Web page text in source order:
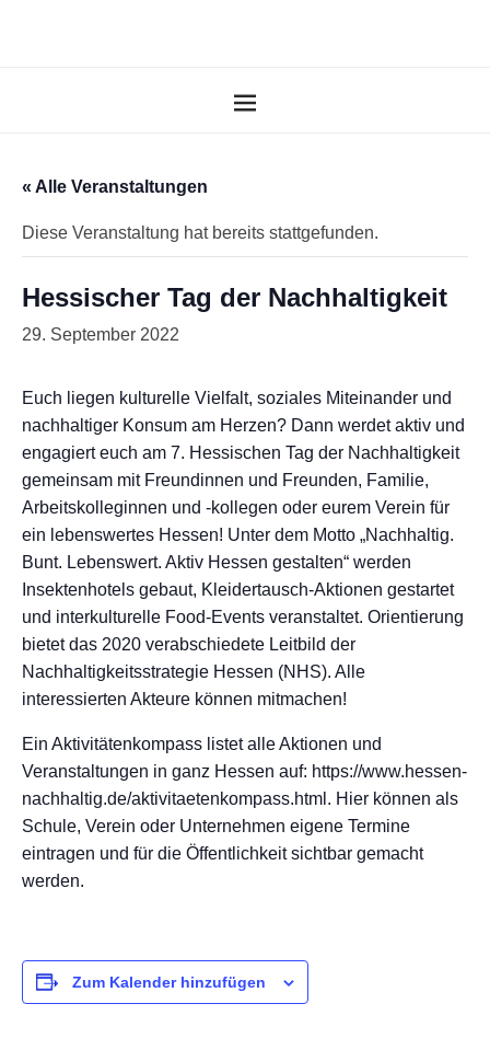
« Alle Veranstaltungen
Diese Veranstaltung hat bereits stattgefunden.
Hessischer Tag der Nachhaltigkeit
29. September 2022
Euch liegen kulturelle Vielfalt, soziales Miteinander und
nachhaltiger Konsum am Herzen? Dann werdet aktiv und
engagiert euch am 7. Hessischen Tag der Nachhaltigkeit
gemeinsam mit Freundinnen und Freunden, Familie,
Arbeitskolleginnen und -kollegen oder eurem Verein für
ein lebenswertes Hessen! Unter dem Motto „Nachhaltig.
Bunt. Lebenswert. Aktiv Hessen gestalten“ werden
Insektenhotels gebaut, Kleidertausch-Aktionen gestartet
und interkulturelle Food-Events veranstaltet. Orientierung
bietet das 2020 verabschiedete Leitbild der
Nachhaltigkeitsstrategie Hessen (NHS). Alle
interessierten Akteure können mitmachen!
Ein Aktivitätenkompass listet alle Aktionen und
Veranstaltungen in ganz Hessen auf: https://www.hessen-
nachhaltig.de/aktivitaetenkompass.html. Hier können als
Schule, Verein oder Unternehmen eigene Termine
eintragen und für die Öffentlichkeit sichtbar gemacht
werden.
Zum Kalender hinzufügen